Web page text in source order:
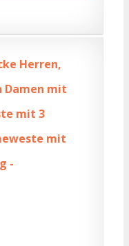
Herren,
Damen mit
mit 3
mit
-